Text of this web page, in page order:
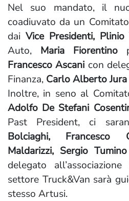
Nel suo mandato, il
coadiuvato da un
dai Vice Presidenti, Plinio
Auto, Maria Fiorentino
Francesco Ascani con
Finanza, Carlo Alberto
Inoltre, in seno al
Adolfo De Stefani
Past President, ci
Bolciaghi, Francesco
Maldarizzi, Sergio
delegato
settore Truck&Van sarà
stesso Artusi.